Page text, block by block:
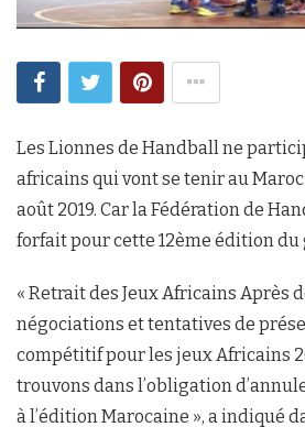
Les Lionnes de Handball ne
africains qui vont se tenir au Maroc
août 2019. Car la Fédération de
forfait pour cette 12ème édition du
« Retrait des Jeux Africains Après
négociations et tentatives de
compétitif pour les jeux Africains
trouvons dans l’obligation
à l’édition Marocaine », a indiqué